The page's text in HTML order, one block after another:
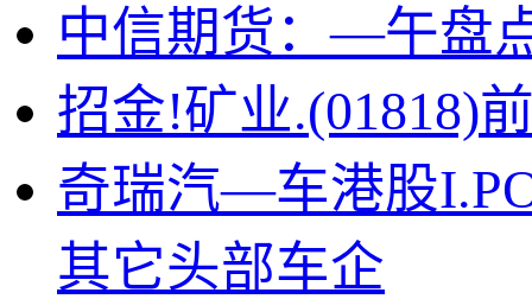
中信期货：—午盘
招金!矿业.(01818)
奇瑞汽—车港股
其它头部车企